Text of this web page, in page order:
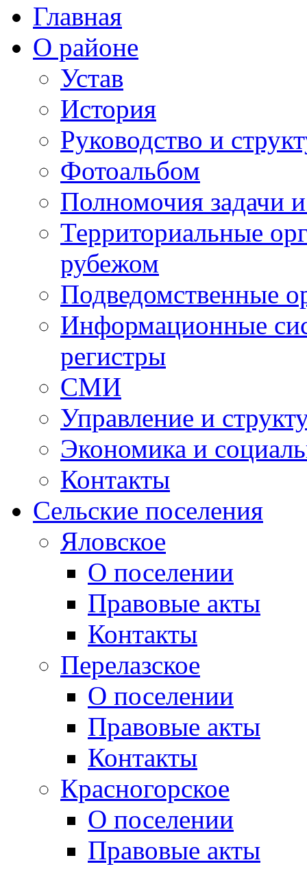
Главная
О районе
Устав
История
Руководство и
Фотоальбом
Полномочия задачи
Территориальные
рубежом
Подведомственные
Информационные
регистры
СМИ
Управление и
Экономика и
Контакты
Сельские поселения
Яловское
О поселении
Правовые акты
Контакты
Перелазское
О поселении
Правовые акты
Контакты
Красногорское
О поселении
Правовые акты